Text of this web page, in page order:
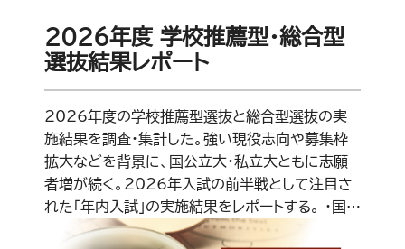
2026年度 学校推薦型・総合型
選抜結果レポート
2026年度の学校推薦型選抜と総合型選抜の実
施結果を調査・集計した。強い現役志向や募集枠
拡大などを背景に、国公立大・私立大ともに志願
者増が続く。2026年入試の前半戦として注目さ
れた「年内入試」の実施結果をレポートする。 ・国…